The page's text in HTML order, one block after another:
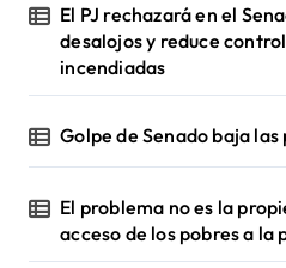
El PJ rechazará en el
desalojos y reduce
incendiadas
Golpe de Senado baja
El problema no es la
acceso de los pobres a la